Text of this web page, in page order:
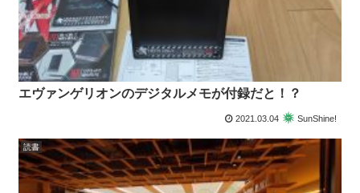
エヴァンゲリオンのデジタルメモが付録だと！？
2021.03.04 SunShine!
読書